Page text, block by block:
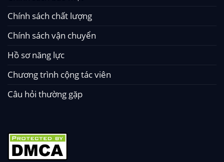
Chính sách chất lượng
Chính sách vận chuyển
Hồ sơ năng lực
Chương trình cộng tác viên
Câu hỏi thường gặp